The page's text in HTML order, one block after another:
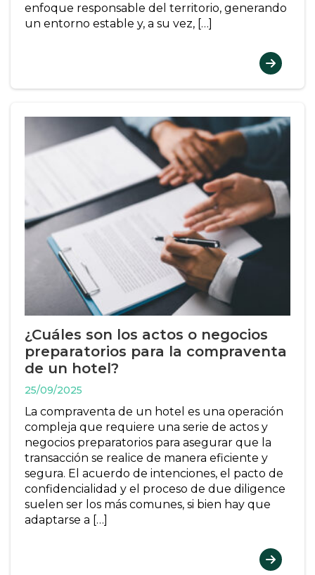
enfoque responsable del territorio, generando
un entorno estable y, a su vez, […]
¿Cuáles son los actos o negocios
preparatorios para la compraventa
de un hotel?
25/09/2025
La compraventa de un hotel es una operación
compleja que requiere una serie de actos y
negocios preparatorios para asegurar que la
transacción se realice de manera eficiente y
segura. El acuerdo de intenciones, el pacto de
confidencialidad y el proceso de due diligence
suelen ser los más comunes, si bien hay que
adaptarse a […]